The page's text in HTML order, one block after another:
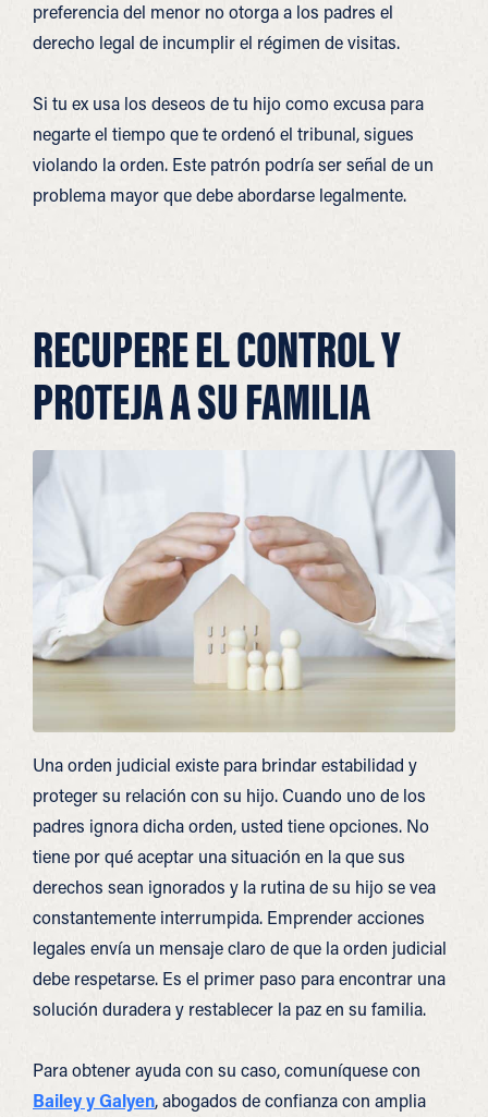
preferencia del menor no otorga a los padres el
derecho legal de incumplir el régimen de visitas.
Si tu ex usa los deseos de tu hijo como excusa para
negarte el tiempo que te ordenó el tribunal, sigues
violando la orden. Este patrón podría ser señal de un
problema mayor que debe abordarse legalmente.
RECUPERE EL CONTROL Y
PROTEJA A SU FAMILIA
Una orden judicial existe para brindar estabilidad y
proteger su relación con su hijo. Cuando uno de los
padres ignora dicha orden, usted tiene opciones. No
tiene por qué aceptar una situación en la que sus
derechos sean ignorados y la rutina de su hijo se vea
constantemente interrumpida. Emprender acciones
legales envía un mensaje claro de que la orden judicial
debe respetarse. Es el primer paso para encontrar una
solución duradera y restablecer la paz en su familia.
Para obtener ayuda con su caso, comuníquese con
Bailey y Galyen, abogados de confianza con amplia